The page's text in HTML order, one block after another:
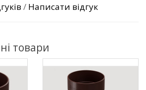
/ Написати відгук
товари